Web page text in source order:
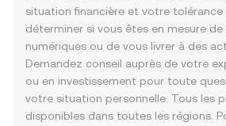
situation financière et votre tolérance
déterminer si vous êtes en mesure
numériques ou de vous livrer à des
Demandez conseil auprès de votre
ou en investissement pour toute
votre situation personnelle. Tous les
disponibles dans toutes les régions.